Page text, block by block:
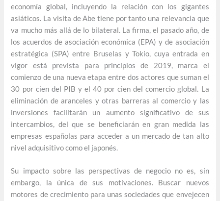
economía global, incluyendo la relación con los gigantes
asiáticos. La visita de Abe tiene por tanto una relevancia que
va mucho más allá de lo bilateral. La firma, el pasado año, de
los acuerdos de asociación económica (EPA) y de asociación
estratégica (SPA) entre Bruselas y Tokio, cuya entrada en
vigor está prevista para principios de 2019, marca el
comienzo de una nueva etapa entre dos actores que suman el
30 por cien del PIB y el 40 por cien del comercio global. La
eliminación de aranceles y otras barreras al comercio y las
inversiones facilitarán un aumento significativo de sus
intercambios, del que se beneficiarán en gran medida las
empresas españolas para acceder a un mercado de tan alto
nivel adquisitivo como el japonés.
Su impacto sobre las perspectivas de negocio no es, sin
embargo, la única de sus motivaciones. Buscar nuevos
motores de crecimiento para unas sociedades que envejecen